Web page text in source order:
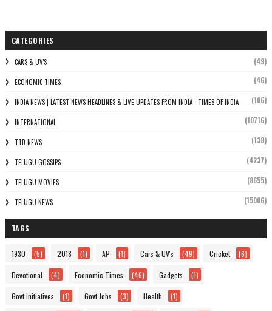
CATEGORIES
CARS & UV'S (49)
ECONOMIC TIMES (46)
INDIA NEWS | LATEST NEWS HEADLINES & LIVE UPDATES FROM INDIA - TIMES OF INDIA (106)
INTERNATIONAL (10716)
TTD NEWS (138)
TELUGU GOSSIPS (4237)
TELUGU MOVIES (8655)
TELUGU NEWS (15006)
TAGS
1930 (5) 2018 (1) AP (1) Cars & UV's (49) Cricket (6)
Devotional (4) Economic Times (46) Gadgets (1)
Govt Initiatives (1) Govt Jobs (3) Health (1)